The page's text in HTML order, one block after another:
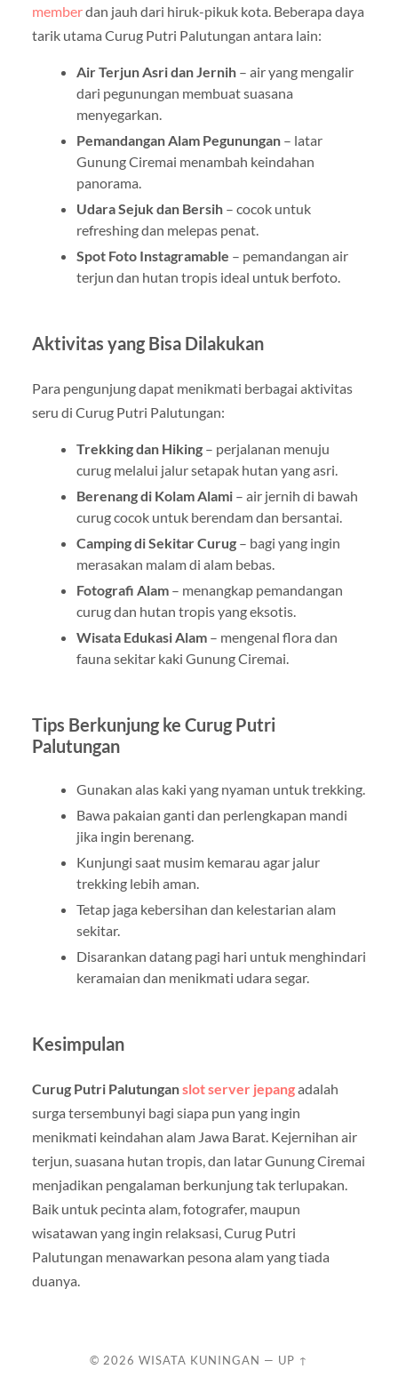
memberdan jauh dari hiruk-pikuk kota. Beberapa daya
tarik utama Curug Putri Palutungan antara lain:
Air Terjun Asri dan Jernih– air yang mengalir
dari pegunungan membuat suasana
menyegarkan.
Pemandangan Alam Pegunungan– latar
Gunung Ciremai menambah keindahan
panorama.
Udara Sejuk dan Bersih– cocok untuk
refreshing dan melepas penat.
Spot Foto Instagramable – pemandangan air
terjun dan hutan tropis ideal untuk berfoto.
Aktivitas yang Bisa Dilakukan
Para pengunjung dapat menikmati berbagai aktivitas
seru di Curug Putri Palutungan:
Trekking dan Hiking– perjalanan menuju
curug melalui jalur setapak hutan yang asri.
Berenang di Kolam Alami– air jernih di bawah
curug cocok untuk berendam dan bersantai.
Camping di Sekitar Curug– bagi yang ingin
merasakan malam di alam bebas.
Fotografi Alam– menangkap pemandangan
curug dan hutan tropis yang eksotis.
Wisata Edukasi Alam– mengenal flora dan
fauna sekitar kaki Gunung Ciremai.
Tips Berkunjung ke Curug Putri
Palutungan
Gunakan alas kaki yang nyaman untuk trekking.
Bawa pakaian ganti dan perlengkapan mandi
jika ingin berenang.
Kunjungi saat musim kemarau agar jalur
trekking lebih aman.
Tetap jaga kebersihan dan kelestarian alam
sekitar.
Disarankan datang pagi hari untuk menghindari
keramaian dan menikmati udara segar.
Kesimpulan
Curug Putri Palutunganslot server jepangadalah
surga tersembunyi bagi siapa pun yang ingin
menikmati keindahan alam Jawa Barat. Kejernihan air
terjun, suasana hutan tropis, dan latar Gunung Ciremai
menjadikan pengalaman berkunjung tak terlupakan.
Baik untuk pecinta alam, fotografer, maupun
wisatawan yang ingin relaksasi, Curug Putri
Palutungan menawarkan pesona alam yang tiada
duanya.
© 2026 WISATA KUNINGAN — UP ↑